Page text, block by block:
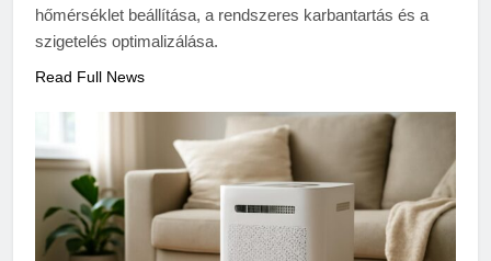
hőmérséklet beállítása, a rendszeres karbantartás és a
szigetelés optimalizálása.
Read Full News